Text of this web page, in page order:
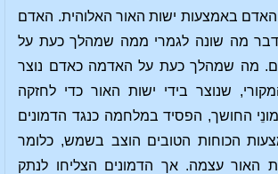
האדם באמצעות ישות האור האלוהית. האדם
דבר מה שונה לגמרי ממה שמהלך כעת על
מה שמהלך כעת על האדמה כאדם נוצר
שנוצר בידי ישות האור כדי לחזקה
החושך, הפסיד במלחמה כנגד הדמונים
הכוחות הטובים הוצב בשמש, כלומר
האור עצמה. אך הדמונים הצליחו לנתק